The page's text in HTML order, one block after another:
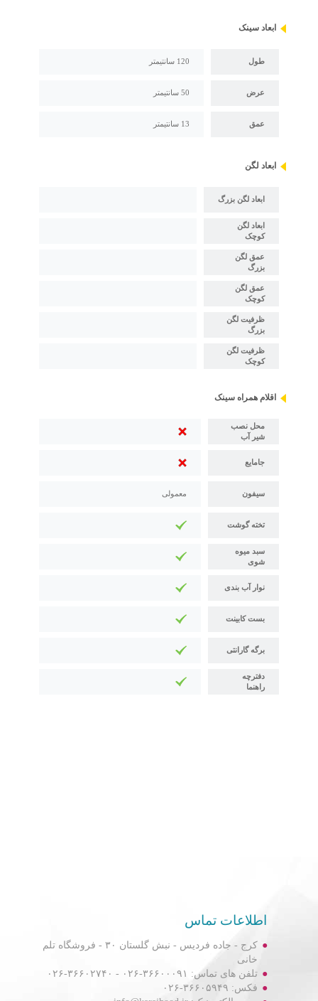
ابعاد سینک
طول 120 سانتیمتر
عرض 50 سانتیمتر
عمق 13 سانتیمتر
ابعاد لگن
ابعاد لگن بزرگ
ابعاد لگن
کوچک
عمق لگن
بزرگ
عمق لگن
کوچک
ظرفیت لگن
بزرگ
ظرفیت لگن
کوچک
اقلام همراه سینک
محل نصب
شیر آب
جامایع
سیفون معمولی
تخته گوشت
سبد میوه
شوی
نوار آب بندی
بست کابینت
برگه گارانتی
دفترچه
راهنما
اطلاعات تماس
کرج - جاده فردیس - نبش گلستان ۳۰ - فروشگاه تلم
خانی
تلفن های تماس: ۳۶۶۰۰۰۹۱-۰۲۶ - ۳۶۶۰۲۷۴۰-۰۲۶
فکس: ۳۶۶۰۵۹۴۹-۰۲۶